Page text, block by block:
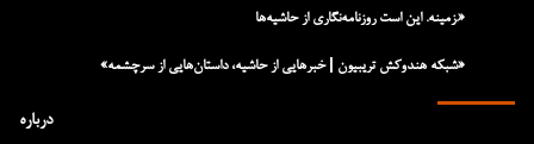
درباره
زمینه. این است روزنامه‌نگاری از حاشیه‌ها.»
«شبکه هند‌و‌کش تریبیون | خبرهایی از حاشیه، داستان‌هایی از سرچشمه»